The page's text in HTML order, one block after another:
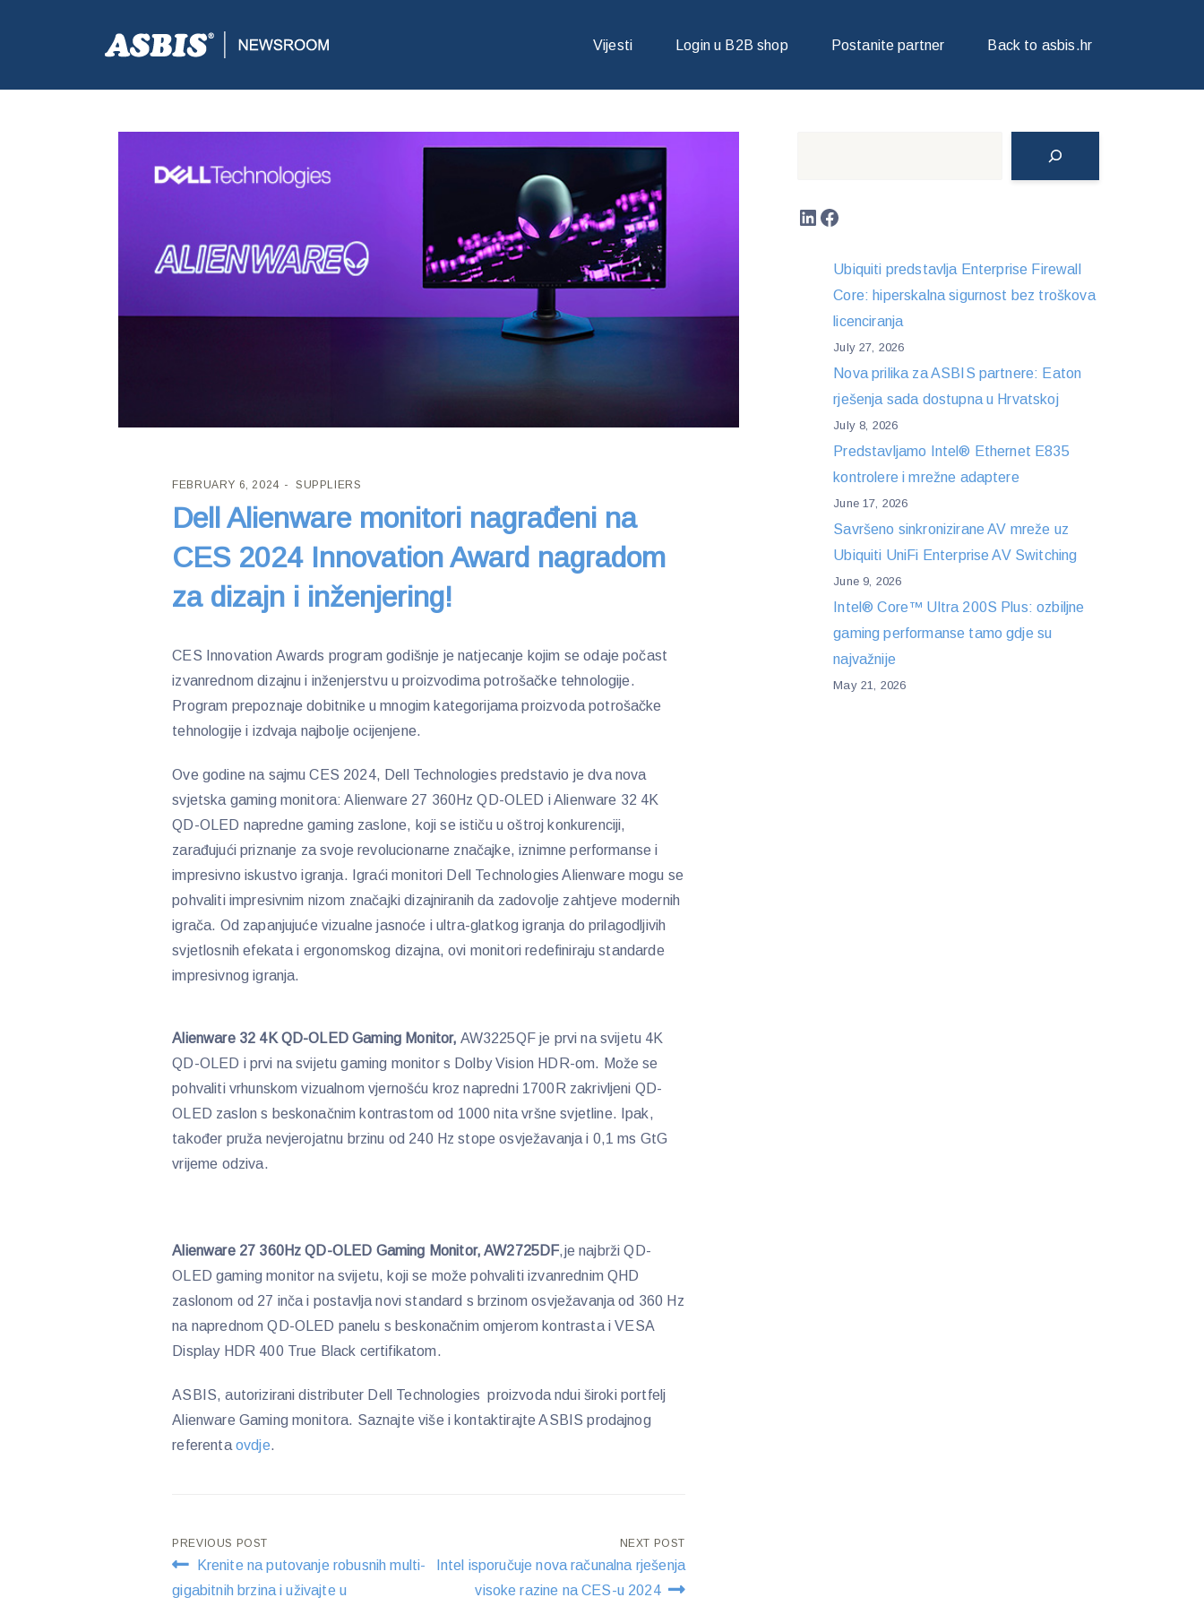
Vijesti Login u B2B shop Postanite partner Back to asbis.hr
ASBIS CROATIA>SUPPLIERS> DELL ALIENWARE MONITORI NAGRAĐENI NA CES 2024 INNOVATION AWARD NAGRADOM ZA DIZAJN I INŽENJERING!
FEBRUARY 6, 2024 SUPPLIERS
Dell Alienware monitori nagrađeni na
CES 2024 Innovation Award nagradom
za dizajn i inženjering!
CES Innovation Awards program godišnje je natjecanje kojim se odaje počast
izvanrednom dizajnu i inženjerstvu u proizvodima potrošačke tehnologije.
Program prepoznaje dobitnike u mnogim kategorijama proizvoda potrošačke
tehnologije i izdvaja najbolje ocijenjene.
Ove godine na sajmu CES 2024, Dell Technologies predstavio je dva nova
svjetska gaming monitora: Alienware 27 360Hz QD-OLED i Alienware 32 4K
QD-OLED napredne gaming zaslone, koji se ističu u oštroj konkurenciji,
zarađujući priznanje za svoje revolucionarne značajke, iznimne performanse i
impresivno iskustvo igranja. Igraći monitori Dell Technologies Alienware mogu se
pohvaliti impresivnim nizom značajki dizajniranih da zadovolje zahtjeve modernih
igrača. Od zapanjujuće vizualne jasnoće i ultra-glatkog igranja do prilagodljivih
svjetlosnih efekata i ergonomskog dizajna, ovi monitori redefiniraju standarde
impresivnog igranja.
Alienware 32 4K QD-OLED Gaming Monitor, AW3225QF je prvi na svijetu 4K
QD-OLED i prvi na svijetu gaming monitor s Dolby Vision HDR-om. Može se
pohvaliti vrhunskom vizualnom vjernošću kroz napredni 1700R zakrivljeni QD-
OLED zaslon s beskonačnim kontrastom od 1000 nita vršne svjetline. Ipak,
također pruža nevjerojatnu brzinu od 240 Hz stope osvježavanja i 0,1 ms GtG
vrijeme odziva.
Alienware 27 360Hz QD-OLED Gaming Monitor, AW2725DF,je najbrži QD-
OLED gaming monitor na svijetu, koji se može pohvaliti izvanrednim QHD
zaslonom od 27 inča i postavlja novi standard s brzinom osvježavanja od 360 Hz
na naprednom QD-OLED panelu s beskonačnim omjerom kontrasta i VESA
Display HDR 400 True Black certifikatom.
ASBIS, autorizirani distributer Dell Technologies proizvoda ndui široki portfelj
Alienware Gaming monitora. Saznajte više i kontaktirajte ASBIS prodajnog
referenta ovdje.
Post
navigation
PREVIOUS POST
Krenite na putovanje robusnih multi-
gigabitnih brzina i uživajte u
NEXT POST
Intel isporučuje nova računalna rješenja
visoke razine na CES-u 2024
LinkedIn
Facebook
Ubiquiti predstavlja Enterprise Firewall
Core: hiperskalna sigurnost bez troškova
licenciranja
July 27, 2026
Nova prilika za ASBIS partnere: Eaton
rješenja sada dostupna u Hrvatskoj
July 8, 2026
Predstavljamo Intel® Ethernet E835
kontrolere i mrežne adaptere
June 17, 2026
Savršeno sinkronizirane AV mreže uz
Ubiquiti UniFi Enterprise AV Switching
June 9, 2026
Intel® Core™ Ultra 200S Plus: ozbiljne
gaming performanse tamo gdje su
najvažnije
May 21, 2026